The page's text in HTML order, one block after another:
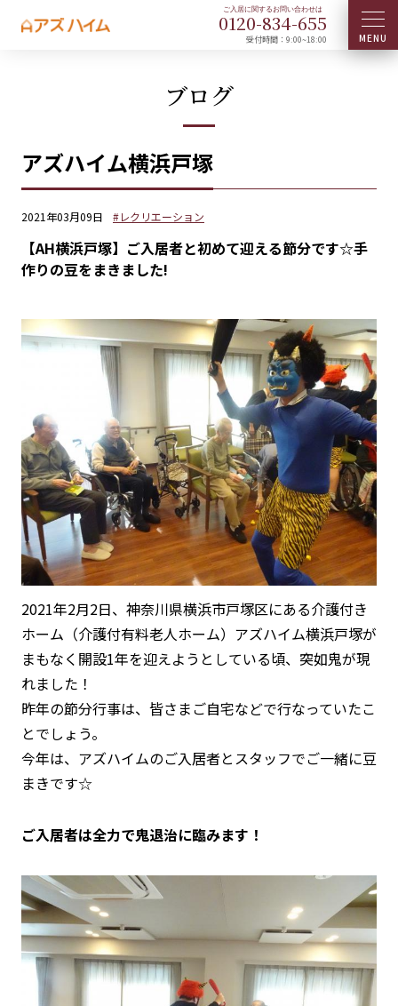
0120-834-655
受付時間：9:00~18:00
ブログ
アズハイム横浜戸塚
2021年03月09日 #レクリエーション
【AH横浜戸塚】ご入居者と初めて迎える節分です☆手
作りの豆をまきました!
2021年2月2日、神奈川県横浜市戸塚区にある介護付き
ホーム（介護付有料老人ホーム）アズハイム横浜戸塚が
まもなく開設1年を迎えようとしている頃、突如鬼が現
れました！
昨年の節分行事は、皆さまご自宅などで行なっていたこ
とでしょう。
今年は、アズハイムのご入居者とスタッフでご一緒に豆
まきです☆
ご入居者は全力で鬼退治に臨みます！